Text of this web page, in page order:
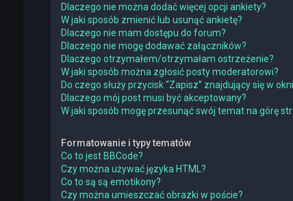
Dlaczego nie można dodać więcej opcji ankiety?
W jaki sposób zmienić lub usunąć ankietę?
Dlaczego nie mam dostępu do forum?
Dlaczego nie mogę dodawać załączników?
Dlaczego otrzymałem/otrzymałam ostrzeżenie?
W jaki sposób można zgłosić posty moderatorowi?
Do czego służy przycisk “Zapisz” znajdujący się w
Dlaczego mój post musi być akceptowany?
W jaki sposób mogę przesunąć swój temat na górę
Formatowanie i typy tematów
Co to jest BBCode?
Czy można używać języka HTML?
Co to są są emotikony?
Czy można umieszczać obrazki w poście?